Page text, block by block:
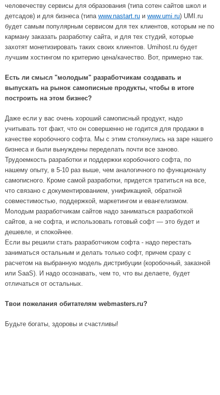
человечеству сервисы для образования (типа сотен сайтов школ и
детсадов) и для бизнеса (типа www.nastart.ru и www.umi.ru) UMI.ru
будет самым популярным сервисом для тех клиентов, которым не по
карману заказать разработку сайта, и для тех студий, которые
захотят монетизировать таких своих клиентов. Umihost.ru будет
лучшим хостингом по критерию цена/качество. Вот, примерно так.
Есть ли смысл "молодым" разработчикам создавать и
выпускать на рынок самописные продукты, чтобы в итоге
построить на этом бизнес?
Даже если у вас очень хороший самописный продукт, надо
учитывать тот факт, что он совершенно не годится для продажи в
качестве коробочного софта. Мы с этим столкнулись на заре нашего
бизнеса и были вынуждены переделать почти все заново.
Трудоемкость разработки и поддержки коробочного софта, по
нашему опыту, в 5-10 раз выше, чем аналогичного по функционалу
самописного. Кроме самой разработки, придется тратиться на все,
что связано с документированием, унификацией, обратной
совместимостью, поддержкой, маркетингом и евангелизмом.
Молодым разработчикам сайтов надо заниматься разработкой
сайтов, а не софта, и использовать готовый софт — это будет и
дешевле, и спокойнее.
Если вы решили стать разработчиком софта - надо перестать
заниматься остальным и делать только софт, причем сразу с
расчетом на выбранную модель дистрибуции (коробочный, заказной
или SaaS). И надо осознавать, чем то, что вы делаете, будет
отличаться от остальных.
Твои пожелания обитателям webmasters.ru?
Будьте богаты, здоровы и счастливы!